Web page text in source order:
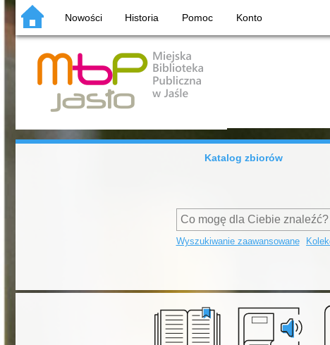
Nowości Historia Pomoc Konto
Katalog zbiorów
Wyszukiwanie zaawansowane